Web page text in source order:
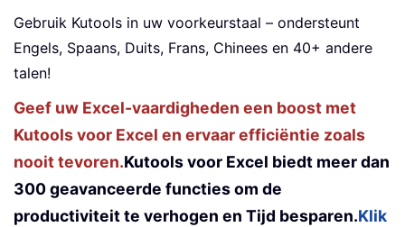
Gebruik Kutools in uw voorkeurstaal – ondersteunt
Engels, Spaans, Duits, Frans, Chinees en 40+ andere
talen!
Geef uw Excel-vaardigheden een boost met
Kutools voor Excel en ervaar efficiëntie zoals
nooit tevoren.Kutools voor Excel biedt meer dan
300 geavanceerde functies om de
productiviteit te verhogen en Tijd besparen.Klik